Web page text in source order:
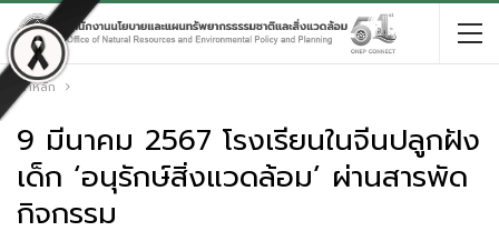
หน้าหลัก
9 มีนาคม 2567 โรงเรียนในจีนปลูกฝัง
เด็ก ‘อนุรักษ์สิ่งแวดล้อม’ ผ่านสารพัด
กิจกรรม